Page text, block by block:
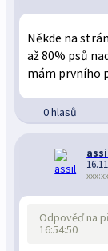
Někde na
až 80% psů
mám prvního
0 hlasů
Odpověď na
16:54:50